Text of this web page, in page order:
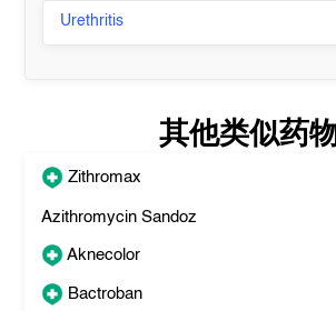
Urethritis
其他类似药物
Zithromax
Azithromycin Sandoz
Aknecolor
Bactroban